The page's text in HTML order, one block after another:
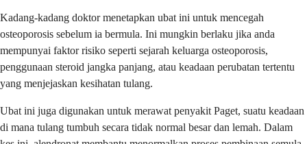
Kadang-kadang doktor menetapkan ubat ini untuk mencegah
osteoporosis sebelum ia bermula. Ini mungkin berlaku jika anda
mempunyai faktor risiko seperti sejarah keluarga osteoporosis,
penggunaan steroid jangka panjang, atau keadaan perubatan tertentu
yang menjejaskan kesihatan tulang.
Ubat ini juga digunakan untuk merawat penyakit Paget, suatu keadaan
di mana tulang tumbuh secara tidak normal besar dan lemah. Dalam